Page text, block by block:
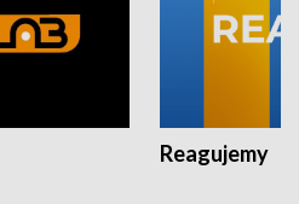
Reagujemy